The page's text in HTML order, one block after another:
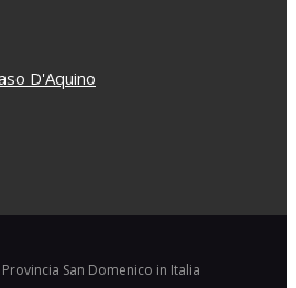
D'Aquino
San Domenico in Italia